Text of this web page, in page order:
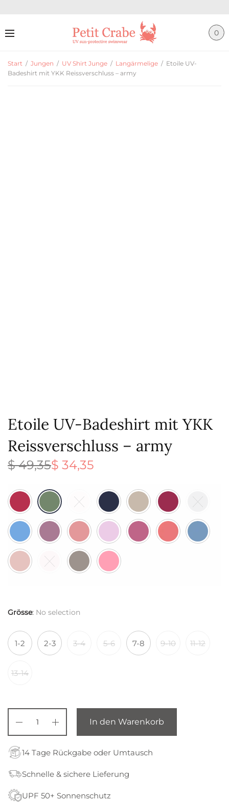
0
Start / Jungen / UV Shirt Junge / Langärmelige / Etoile UV-
Badeshirt mit YKK Reissverschluss – army
Etoile UV-Badeshirt mit YKK
Reissverschluss – army
$49,35
Ursprünglicher
Preis war:
$ 34,35
Aktueller
Preis ist:
Grösse: No selection
1-2 2-3 3-4 5-6 7-8 9-10 11-12
13-14
In den Warenkorb
14 Tage Rückgabe oder Umtausch
Schnelle & sichere Lieferung
UPF 50+ Sonnenschutz